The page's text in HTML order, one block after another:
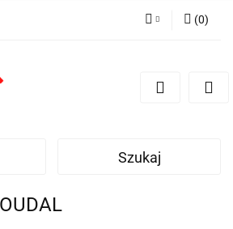
Zarejestruj się
(0)
Szukaj